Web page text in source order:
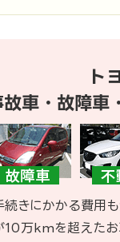
ト
故車・故障車
続きにかかる費用
10万kmを超えた